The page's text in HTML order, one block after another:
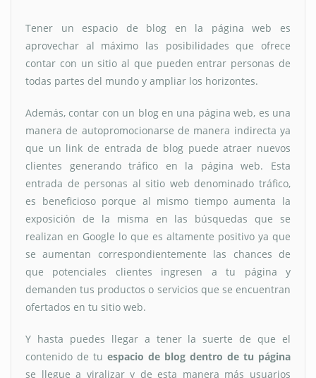
Tener un espacio de blog en la página web es
aprovechar al máximo las posibilidades que ofrece
contar con un sitio al que pueden entrar personas de
todas partes del mundo y ampliar los horizontes.
Además, contar con un blog en una página web, es una
manera de autopromocionarse de manera indirecta ya
que un link de entrada de blog puede atraer nuevos
clientes generando tráfico en la página web. Esta
entrada de personas al sitio web denominado tráfico,
es beneficioso porque al mismo tiempo aumenta la
exposición de la misma en las búsquedas que se
realizan en Google lo que es altamente positivo ya que
se aumentan correspondientemente las chances de
que potenciales clientes ingresen a tu página y
demanden tus productos o servicios que se encuentran
ofertados en tu sitio web.
Y hasta puedes llegar a tener la suerte de que el
contenido de tu espacio de blog dentro de tu página
se llegue a viralizar y de esta manera más usuarios